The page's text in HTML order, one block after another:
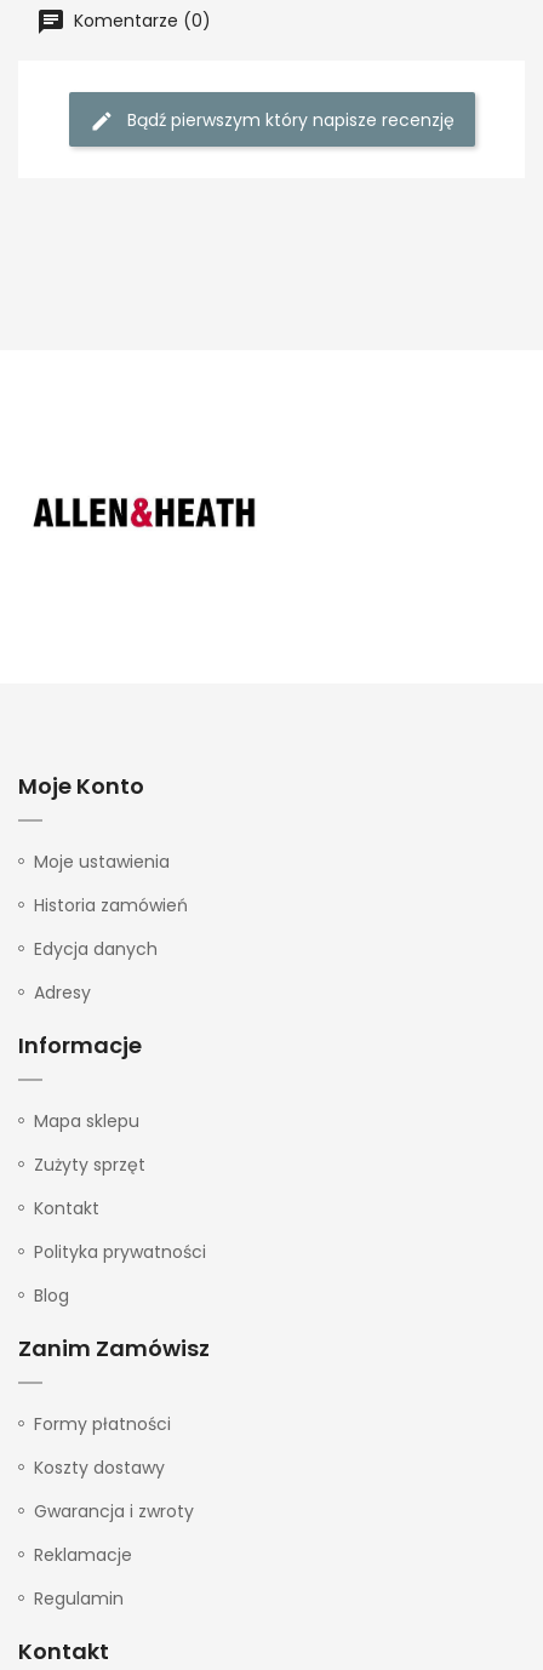
Komentarze (0)
Bądź pierwszym który napisze recenzję
Moje Konto
Moje ustawienia
Historia zamówień
Edycja danych
Adresy
Informacje
Mapa sklepu
Zużyty sprzęt
Kontakt
Polityka prywatności
Blog
Zanim Zamówisz
Formy płatności
Koszty dostawy
Gwarancja i zwroty
Reklamacje
Regulamin
Kontakt